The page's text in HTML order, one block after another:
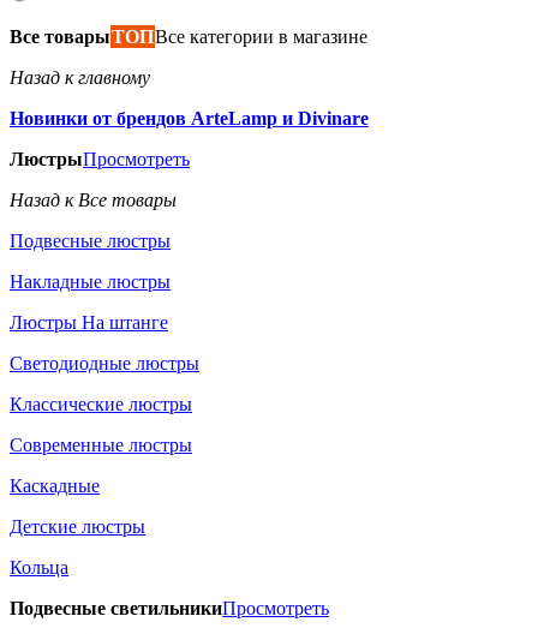
Все товарыТОПВсе категории в магазине
Назад к главному
Новинки от брендов ArteLamp и Divinare
ЛюстрыПросмотреть
Назад к Все товары
Подвесные люстры
Накладные люстры
Люстры На штанге
Светодиодные люстры
Классические люстры
Современные люстры
Каскадные
Детские люстры
Кольца
Подвесные светильникиПросмотреть